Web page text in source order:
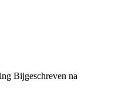
Bijgeschreven na